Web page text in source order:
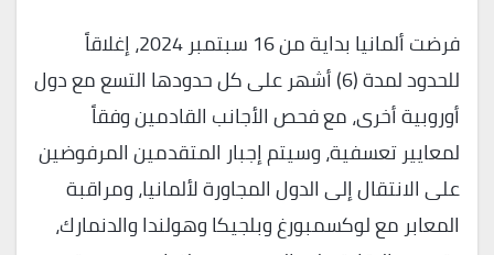
فرضت ألمانيا بداية من 16 سبتمبر 2024، إغلاقاً
للحدود لمدة (6) أشهر على كل حدودها التسع مع دول
أوروبية أخرى، مع فحص الأجانب القادمين وفقاً
لمعايير تعسفية، وسيتم إجبار المتقدمين المرفوضين
على الانتقال إلى الدول المجاورة لألمانيا، ومراقبة
المعابر مع لوكسمبورغ وبلجيكا وهولندا والدنمارك،